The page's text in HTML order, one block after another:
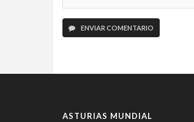
ENVIAR COMENTARIO
ASTURIAS MUNDIAL